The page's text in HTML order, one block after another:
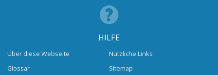
HILFE
Über diese Webseite
Glossar
Nützliche Links
Sitemap